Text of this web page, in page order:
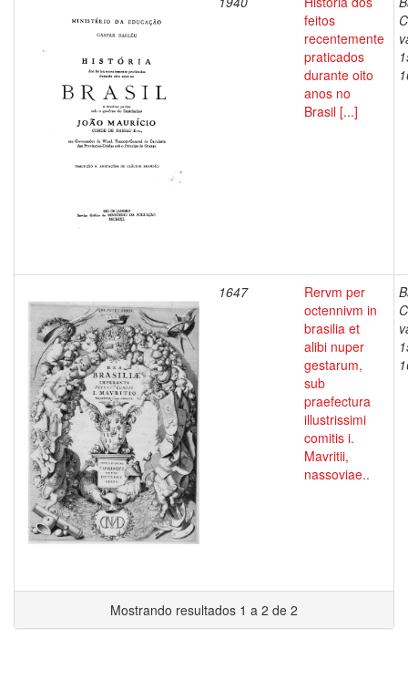
feitos
recentemente
praticados
durante oito
anos no
Brasil [...]
1647
Rervm per
octennivm in
brasilia et
alibi nuper
gestarum,
sub
praefectura
illustrissimi
comitis i.
Mavritii,
nassoviae..
Mostrando resultados 1 a 2 de 2